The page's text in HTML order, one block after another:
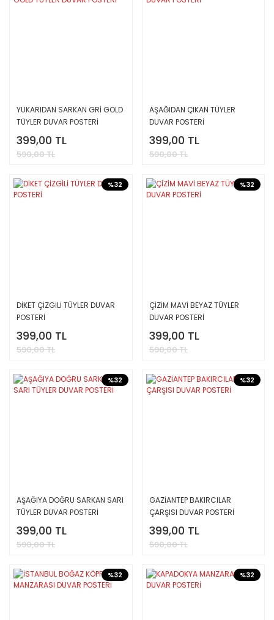
YUKARIDAN SARKAN GRİ GOLD
TÜYLER DUVAR POSTERİ
399,00 TL
590,00 TL
AŞAĞIDAN ÇIKAN TÜYLER
DUVAR POSTERİ
399,00 TL
590,00 TL
%32
DİKET ÇİZGİLİ TÜYLER DUVAR
POSTERİ
399,00 TL
590,00 TL
%32
ÇİZİM MAVİ BEYAZ TÜYLER
DUVAR POSTERİ
399,00 TL
590,00 TL
%32
AŞAĞIYA DOĞRU SARKAN SARI
TÜYLER DUVAR POSTERİ
399,00 TL
590,00 TL
%32
GAZİANTEP BAKIRCILAR
ÇARŞISI DUVAR POSTERİ
399,00 TL
590,00 TL
%32 %32